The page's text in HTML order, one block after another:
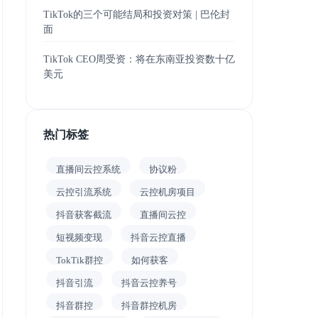
TikTok的三个可能结局和投资对策 | 巴伦封
面
TikTok CEO周受资：将在东南亚投资数十亿
美元
热门标签
直播间云控系统 协议粉
云控引流系统 云控机房项目
抖音获客截流 直播间云控
短视频变现 抖音云控直播
TokTik群控 如何获客
抖音引流 抖音云控养号
抖音群控 抖音群控机房